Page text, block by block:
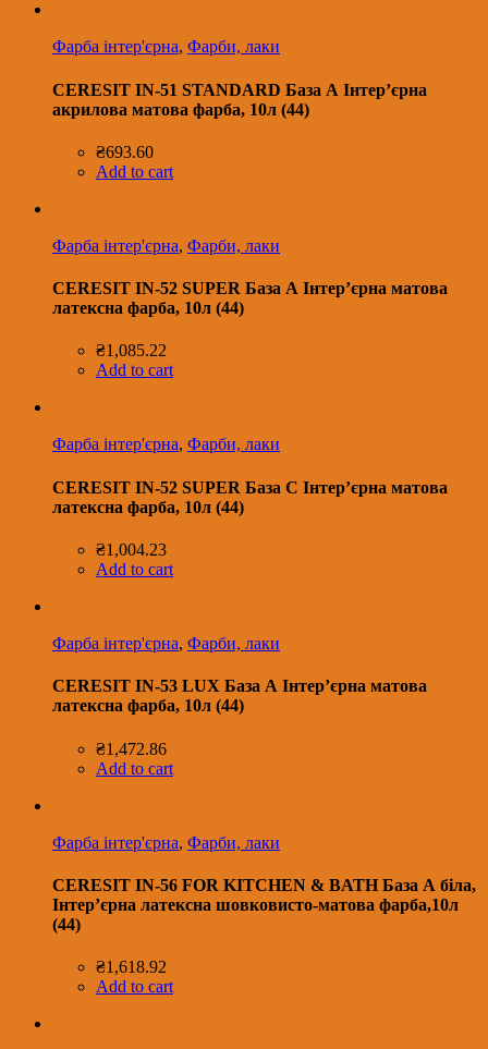
Фарба інтер'єрна, Фарби, лаки
CERESIT IN-51 STANDARD База А Інтер’єрна
акрилова матова фарба, 10л (44)
₴693.60
Add to cart
Фарба інтер'єрна, Фарби, лаки
CERESIT IN-52 SUPER База А Інтер’єрна матова
латексна фарба, 10л (44)
₴1,085.22
Add to cart
Фарба інтер'єрна, Фарби, лаки
CERESIT IN-52 SUPER База С Інтер’єрна матова
латексна фарба, 10л (44)
₴1,004.23
Add to cart
Фарба інтер'єрна, Фарби, лаки
CERESIT IN-53 LUX База А Інтер’єрна матова
латексна фарба, 10л (44)
₴1,472.86
Add to cart
Фарба інтер'єрна, Фарби, лаки
CERESIT IN-56 FOR KITCHEN & BATH База А біла,
Інтер’єрна латексна шовковисто-матова фарба,10л
(44)
₴1,618.92
Add to cart